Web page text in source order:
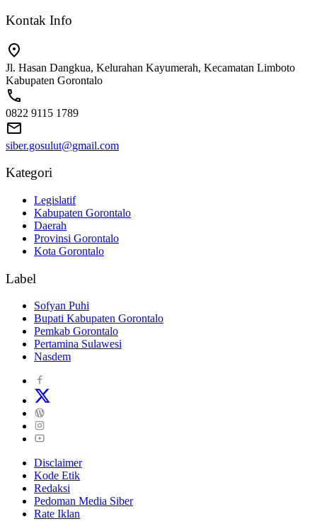
Kontak Info
Jl. Hasan Dangkua, Kelurahan Kayumerah, Kecamatan Limboto
Kabupaten Gorontalo
0822 9115 1789
siber.gosulut@gmail.com
Kategori
Legislatif
Kabupaten Gorontalo
Daerah
Provinsi Gorontalo
Kota Gorontalo
Label
Sofyan Puhi
Bupati Kabupaten Gorontalo
Pemkab Gorontalo
Pertamina Sulawesi
Nasdem
Disclaimer
Kode Etik
Redaksi
Pedoman Media Siber
Rate Iklan